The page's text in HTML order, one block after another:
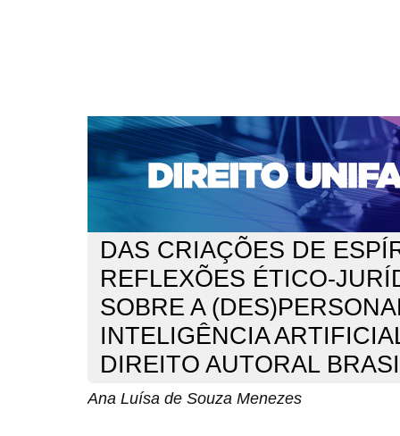
CAPA SOBRE ACESSO CADASTRO
NOTÍCIAS
EDIÇÕES DE Nº 1 A 100 WEBMAIL
Capa>n. 300 (2025) > de Souza Menezes
DAS CRIAÇÕES DE
REFLEXÕES ÉTICO-
SOBRE A
INTELIGÊNCIA
DIREITO AUTORAL
Ana Luísa de Souza Menezes